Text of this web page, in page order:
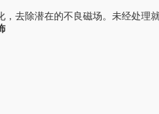
，去除潜在的不良磁场。未经处理